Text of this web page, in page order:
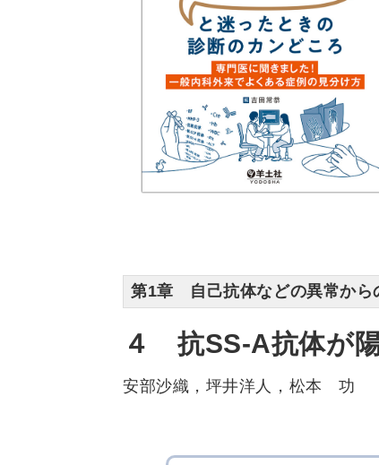
第1章 自己抗体などの異常から
４ 抗SS-A抗体が
安部沙織，坪井洋人，松本 功